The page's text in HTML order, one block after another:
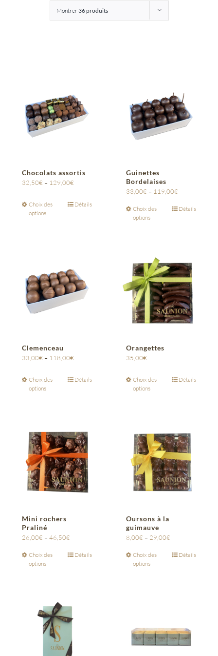
Montrer 36 produits
Chocolats assortis
32,50€ – 129,00€
Choix des
options
Détails
Guinettes
Bordelaises
33,00€ – 119,00€
Choix des
options
Détails
Clemenceau
33,00€ – 118,00€
Choix des
options
Détails
Orangettes
35,00€
Choix des
options
Détails
Mini rochers
Praliné
26,00€ – 46,50€
Choix des
options
Détails
Oursons à la
guimauve
8,00€ – 29,00€
Choix des
options
Détails